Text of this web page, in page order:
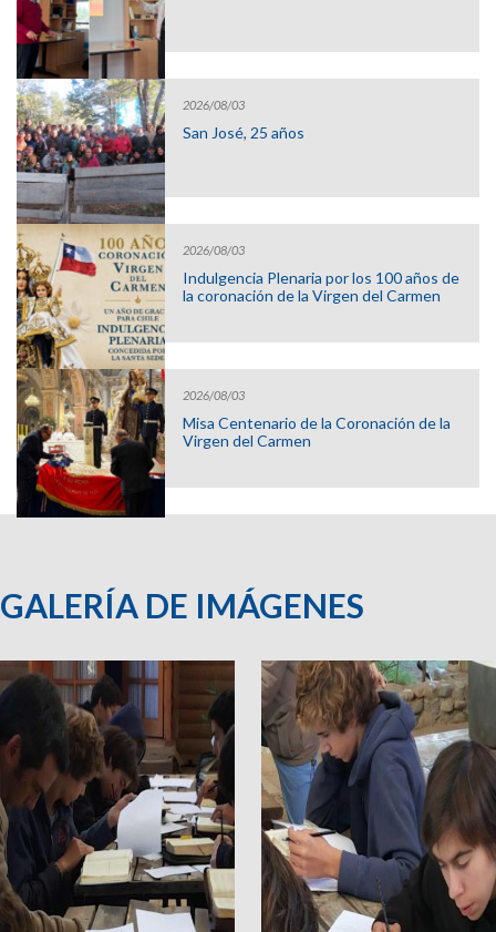
2026/08/03
San José, 25 años
2026/08/03
Indulgencia Plenaria por los 100 años de
la coronación de la Virgen del Carmen
2026/08/03
Misa Centenario de la Coronación de la
Virgen del Carmen
GALERÍA DE IMÁGENES